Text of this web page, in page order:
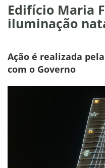
Edifício Maria
iluminação
Ação é realizada
com o Governo